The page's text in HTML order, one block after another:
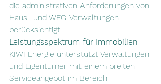
die administrativen Anforderungen von
Haus- und WEG-Verwaltungen
berücksichtigt.
Leistungsspektrum für Immobilien
KIWI Energie unterstützt Verwaltungen
und Eigentümer mit einem breiten
Serviceangebot im Bereich